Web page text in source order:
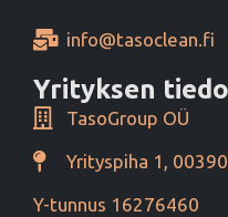
info@tasoclean.fi
Yrityksen
TasoGroup OÜ
Yrityspiha 1,
Y-tunnus 16276460